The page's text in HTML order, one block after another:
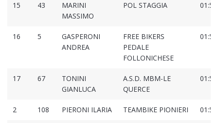
15 43
MARINI
MASSIMO
POL STAGGIA
16 5
GASPERONI
ANDREA
FREE BIKERS
PEDALE
FOLLONICHESE
17 67
TONINI
GIANLUCA
A.S.D. MBM-LE
QUERCE
2 108 PIERONI ILARIA TEAMBIKE PIONIERI